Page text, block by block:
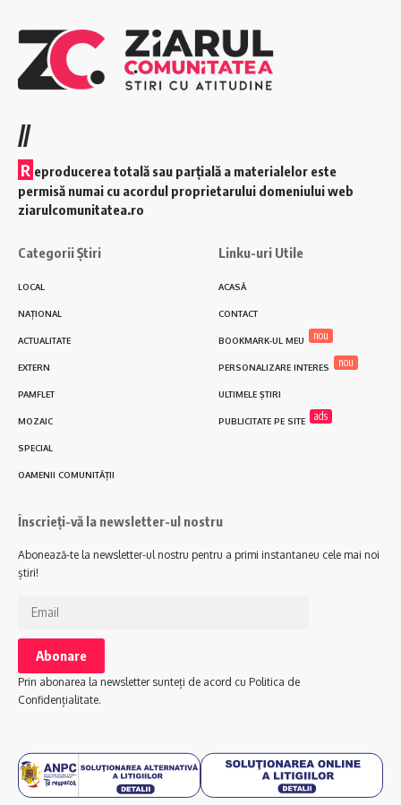
//
R eproducerea totală sau parțială a materialelor este
permisă numai cu acordul proprietarului domeniului web
ziarulcomunitatea.ro
Categorii Știri
LOCAL
NAȚIONAL
ACTUALITATE
EXTERN
PAMFLET
MOZAIC
SPECIAL
OAMENII COMUNITĂȚII
Linku-uri Utile
ACASĂ
CONTACT
BOOKMARK-UL MEU nou
PERSONALIZARE INTERES nou
ULTIMELE ȘTIRI
PUBLICITATE PE SITE ads
Înscrieți-vă la newsletter-ul nostru
Abonează-te la newsletter-ul nostru pentru a primi instantaneu cele mai noi
știri!
Prin abonarea la newsletter sunteți de acord cu Politica de
Confidențialitate.